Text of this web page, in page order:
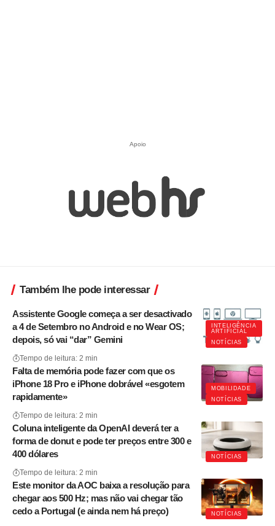
Apoio
Também lhe pode interessar
INTELIGÊNCIA
ARTIFICIAL
NOTÍCIAS
Assistente Google começa a ser desactivado
a 4 de Setembro no Android e no Wear OS;
depois, só vai “dar” Gemini
Tempo de leitura: 2 min
MOBILIDADE
NOTÍCIAS
Falta de memória pode fazer com que os
iPhone 18 Pro e iPhone dobrável «esgotem
rapidamente»
Tempo de leitura: 2 min
NOTÍCIAS
Coluna inteligente da OpenAI deverá ter a
forma de donut e pode ter preços entre 300 e
400 dólares
Tempo de leitura: 2 min
NOTÍCIAS
Este monitor da AOC baixa a resolução para
chegar aos 500 Hz; mas não vai chegar tão
cedo a Portugal (e ainda nem há preço)